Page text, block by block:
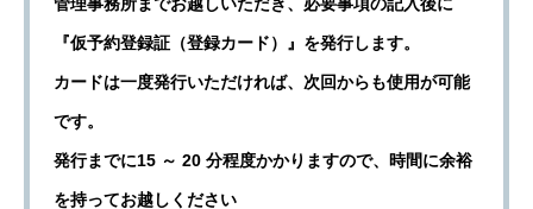
管理事務所までお越しいただき、必要事項の記入後に
『仮予約登録証（登録カード）』を発行します。
カードは一度発行いただければ、次回からも使用が可能
です。
発行までに15 ～ 20 分程度かかりますので、時間に余裕
を持ってお越しください